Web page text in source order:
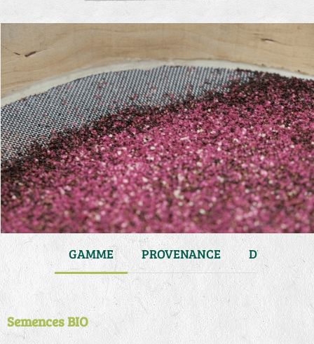
GAMME PROVENANCE DURÉE DE
Semences BIO